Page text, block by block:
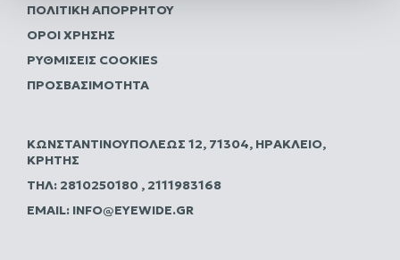
ΠΟΛΙΤΙΚΗ ΑΠΟΡΡΗΤΟΥ
ΌΡΟΙ ΧΡΉΣΗΣ
ΡΥΘΜΊΣΕΙΣ COOKIES
ΠΡΟΣΒΑΣΙΜΌΤΗΤΑ
ΚΩΝΣΤΑΝΤΙΝΟΥΠΌΛΕΩΣ 12, 71304, ΗΡΆΚΛΕΙΟ,
ΚΡΉΤΗΣ
ΤΗΛ: 2810250180 , 2111983168
EMAIL: INFO@EYEWIDE.GR